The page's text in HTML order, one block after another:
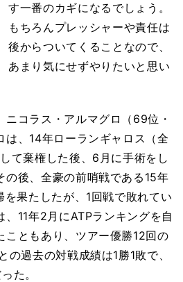
す一番のカギになるでしょう。
もちろんプレッシャーや責任は
後からついてくることなので、
あまり気にせずやりたいと思い
コラス・アルマグロ（69位・
は、14年ローランギャロス（全
て棄権した後、6月に手術をし
の後、全豪の前哨戦である15年
果たしたが、1回戦で敗れてい
、11年2月にATPランキングを自
こともあり、ツアー優勝12回の
過去の対戦成績は1勝1敗で、
た。